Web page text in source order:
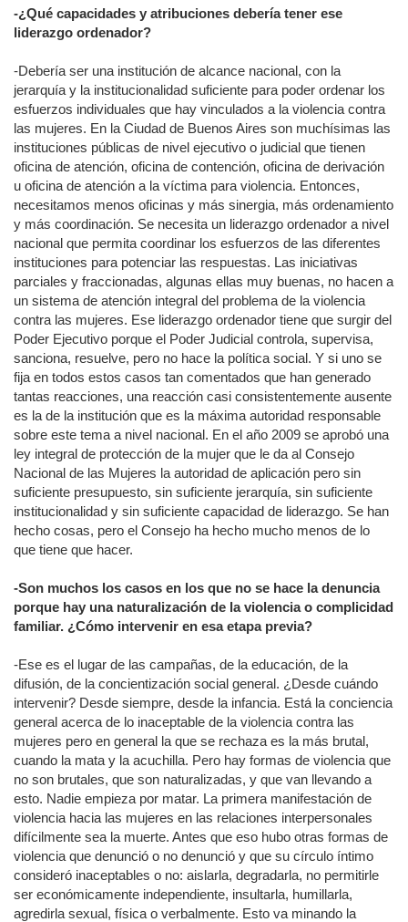
-¿Qué capacidades y atribuciones debería tener ese
liderazgo ordenador?
-Debería ser una institución de alcance nacional, con la
jerarquía y la institucionalidad suficiente para poder ordenar los
esfuerzos individuales que hay vinculados a la violencia contra
las mujeres. En la Ciudad de Buenos Aires son muchísimas las
instituciones públicas de nivel ejecutivo o judicial que tienen
oficina de atención, oficina de contención, oficina de derivación
u oficina de atención a la víctima para violencia. Entonces,
necesitamos menos oficinas y más sinergia, más ordenamiento
y más coordinación. Se necesita un liderazgo ordenador a nivel
nacional que permita coordinar los esfuerzos de las diferentes
instituciones para potenciar las respuestas. Las iniciativas
parciales y fraccionadas, algunas ellas muy buenas, no hacen a
un sistema de atención integral del problema de la violencia
contra las mujeres. Ese liderazgo ordenador tiene que surgir del
Poder Ejecutivo porque el Poder Judicial controla, supervisa,
sanciona, resuelve, pero no hace la política social. Y si uno se
fija en todos estos casos tan comentados que han generado
tantas reacciones, una reacción casi consistentemente ausente
es la de la institución que es la máxima autoridad responsable
sobre este tema a nivel nacional. En el año 2009 se aprobó una
ley integral de protección de la mujer que le da al Consejo
Nacional de las Mujeres la autoridad de aplicación pero sin
suficiente presupuesto, sin suficiente jerarquía, sin suficiente
institucionalidad y sin suficiente capacidad de liderazgo. Se han
hecho cosas, pero el Consejo ha hecho mucho menos de lo
que tiene que hacer.
-Son muchos los casos en los que no se hace la denuncia
porque hay una naturalización de la violencia o complicidad
familiar. ¿Cómo intervenir en esa etapa previa?
-Ese es el lugar de las campañas, de la educación, de la
difusión, de la concientización social general. ¿Desde cuándo
intervenir? Desde siempre, desde la infancia. Está la conciencia
general acerca de lo inaceptable de la violencia contra las
mujeres pero en general la que se rechaza es la más brutal,
cuando la mata y la acuchilla. Pero hay formas de violencia que
no son brutales, que son naturalizadas, y que van llevando a
esto. Nadie empieza por matar. La primera manifestación de
violencia hacia las mujeres en las relaciones interpersonales
difícilmente sea la muerte. Antes que eso hubo otras formas de
violencia que denunció o no denunció y que su círculo íntimo
consideró inaceptables o no: aislarla, degradarla, no permitirle
ser económicamente independiente, insultarla, humillarla,
agredirla sexual, física o verbalmente. Esto va minando la